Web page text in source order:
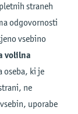
straneh
odgovornosti
vsebino
volilna
oseba, ki je
ne
uporabe